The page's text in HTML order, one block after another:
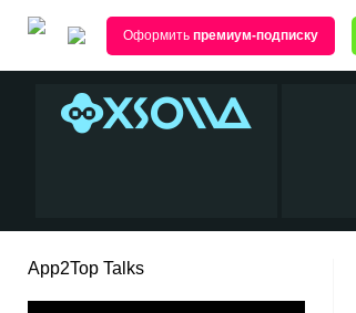
Оформить премиум-подписку
App2Top Talks